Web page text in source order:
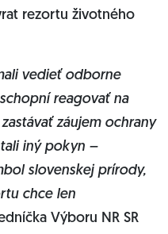
rezortu životného
vedieť odborne
reagovať na
záujem ochrany
iný pokyn –
slovenskej prírody,
chce len
Výboru NR SR